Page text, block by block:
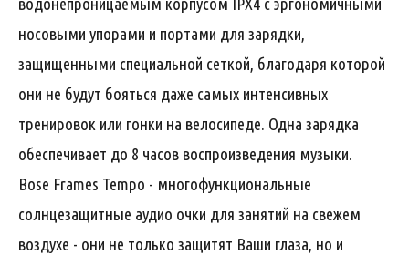
водонепроницаемым корпусом IPX4 с эргономичными
носовыми упорами и портами для зарядки,
защищенными специальной сеткой, благодаря которой
они не будут бояться даже самых интенсивных
тренировок или гонки на велосипеде. Одна зарядка
обеспечивает до 8 часов воспроизведения музыки.
Bose Frames Tempo - многофункциональные
солнцезащитные аудио очки для занятий на свежем
воздухе - они не только защитят Ваши глаза, но и